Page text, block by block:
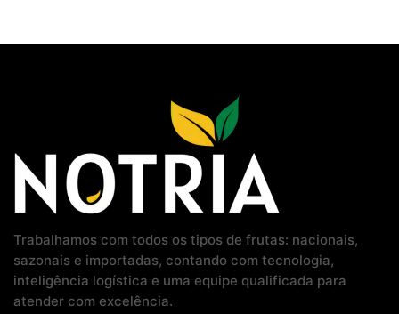
Trabalhamos com todos os tipos de frutas: nacionais,
sazonais e importadas, contando com tecnologia,
inteligência logística e uma equipe qualificada para
atender com excelência.